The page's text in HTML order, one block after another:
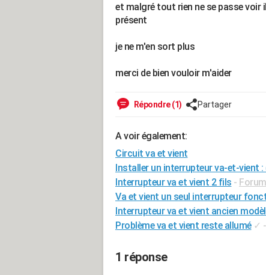
et malgré tout rien ne se passe voir
présent
je ne m'en sort plus
merci de bien vouloir m'aider
Répondre (1) Partager
A voir également:
Circuit va et vient
Installer un interrupteur va-et-vient
Interrupteur va et vient 2 fils -
Va et vient un seul interrupteur
Interrupteur va et vient ancien
Problème va et vient reste allumé ✓ -
1 réponse